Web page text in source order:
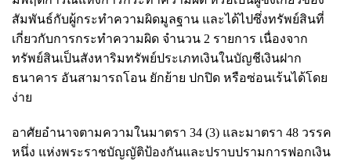
สัมพันธ์กับผู้กระทำความผิดมูลฐาน และได้ไปซึ่งทรัพย์สินที่
เกี่ยวกับการกระทำความผิด จำนวน 2 รายการ เนื่องจาก
ทรัพย์สินเป็นสังหาริมทรัพย์ประเภทเงินในบัญชีเงินฝาก
ธนาคาร อันสามารถโอน ยักย้าย ปกปิด หรือซ่อนเร้นได้โดย
ง่าย
อาศัยอำนาจตามความในมาตรา 34 (3) และมาตรา 48 วรรค
หนึ่ง แห่งพระราชบัญญัติป้องกันและปราบปรามการฟอกเงิน